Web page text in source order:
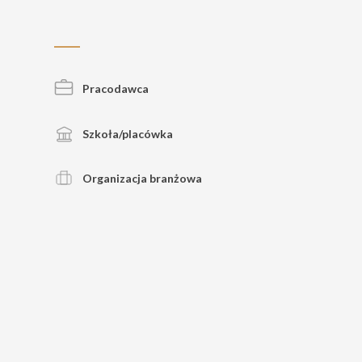
Pracodawca
Szkoła/placówka
Organizacja branżowa